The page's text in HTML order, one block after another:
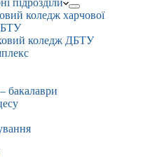
підрозділи
коледж харчової
коледж ДБТУ
бакалаври